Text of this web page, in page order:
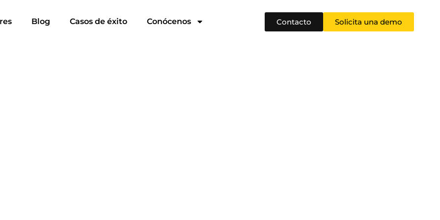
Blog Casos de éxito Conócenos Contacto Solicita una demo